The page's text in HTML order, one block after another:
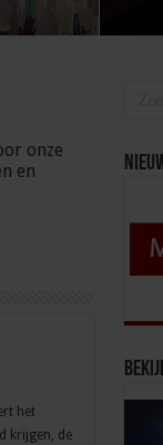
onze
en
het
krijgen, de